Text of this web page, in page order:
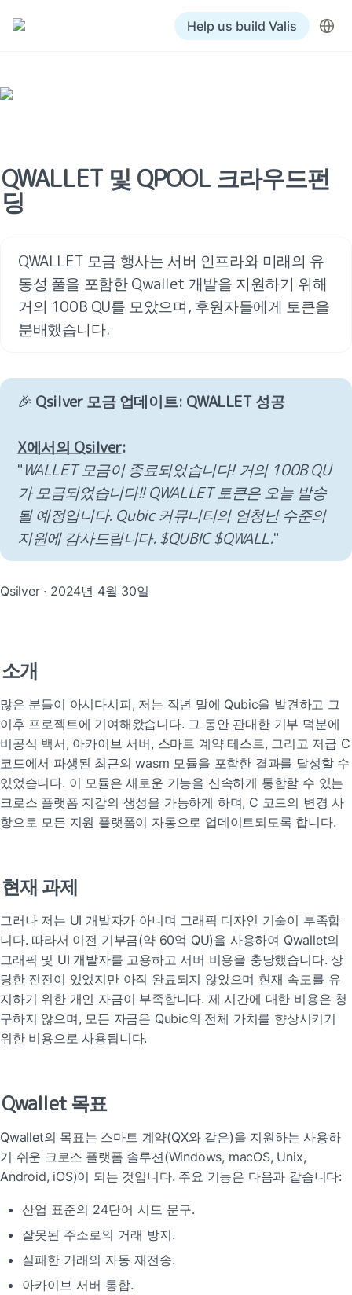
Help us build Valis
QWALLET 및 QPOOL 크라우드펀
딩
QWALLET 모금 행사는 서버 인프라와 미래의 유
동성 풀을 포함한 Qwallet 개발을 지원하기 위해
거의 100B QU를 모았으며, 후원자들에게 토큰을
분배했습니다.
🎉 Qsilver 모금 업데이트: QWALLET 성공
X에서의 Qsilver:
"WALLET 모금이 종료되었습니다! 거의 100B QU
가 모금되었습니다!! QWALLET 토큰은 오늘 발송
될 예정입니다. Qubic 커뮤니티의 엄청난 수준의
지원에 감사드립니다. $QUBIC $QWALL."
Qsilver · 2024년 4월 30일
소개
많은 분들이 아시다시피, 저는 작년 말에 Qubic을 발견하고 그
이후 프로젝트에 기여해왔습니다. 그 동안 관대한 기부 덕분에
비공식 백서, 아카이브 서버, 스마트 계약 테스트, 그리고 저급 C
코드에서 파생된 최근의 wasm 모듈을 포함한 결과를 달성할 수
있었습니다. 이 모듈은 새로운 기능을 신속하게 통합할 수 있는
크로스 플랫폼 지갑의 생성을 가능하게 하며, C 코드의 변경 사
항으로 모든 지원 플랫폼이 자동으로 업데이트되도록 합니다.
현재 과제
그러나 저는 UI 개발자가 아니며 그래픽 디자인 기술이 부족합
니다. 따라서 이전 기부금(약 60억 QU)을 사용하여 Qwallet의
그래픽 및 UI 개발자를 고용하고 서버 비용을 충당했습니다. 상
당한 진전이 있었지만 아직 완료되지 않았으며 현재 속도를 유
지하기 위한 개인 자금이 부족합니다. 제 시간에 대한 비용은 청
구하지 않으며, 모든 자금은 Qubic의 전체 가치를 향상시키기
위한 비용으로 사용됩니다.
Qwallet 목표
Qwallet의 목표는 스마트 계약(QX와 같은)을 지원하는 사용하
기 쉬운 크로스 플랫폼 솔루션(Windows, macOS, Unix,
Android, iOS)이 되는 것입니다. 주요 기능은 다음과 같습니다:
산업 표준의 24단어 시드 문구.
잘못된 주소로의 거래 방지.
실패한 거래의 자동 재전송.
아카이브 서버 통합.